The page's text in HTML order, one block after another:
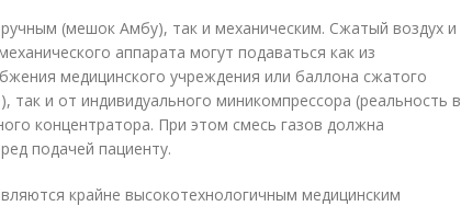
(мешок Амбу), так и механическим. Сжатый воздух и
аппарата могут подаваться как из
медицинского учреждения или баллона сжатого
так и от индивидуального миникомпрессора (реальность в
концентратора. При этом смесь газов должна
подачей пациенту.
крайне высокотехнологичным медицинским